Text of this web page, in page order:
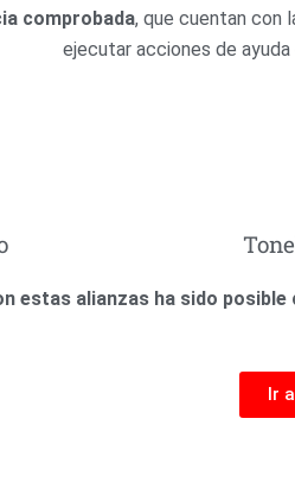
comprobada, que cuentan con
ejecutar acciones de
estas alianzas ha sido
Ir